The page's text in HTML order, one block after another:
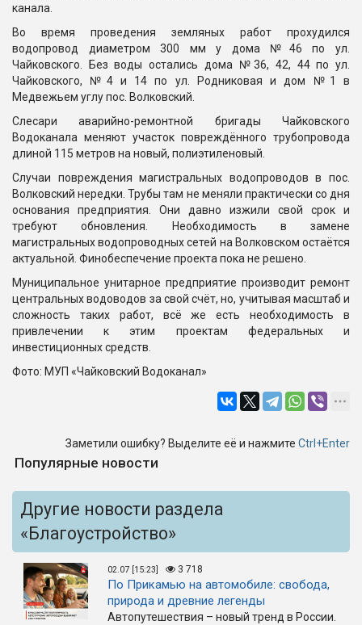
канала.
Во время проведения земляных работ прохудился
водопровод диаметром 300 мм у дома №46 по ул.
Чайковского. Без воды остались дома №36, 42, 44 по ул.
Чайковского, №4 и 14 по ул. Родниковая и дом №1 в
Медвежьем углу пос. Волковский.
Слесари аварийно-ремонтной бригады Чайковского
Водоканала меняют участок повреждённого трубопровода
длиной 115 метров на новый, полиэтиленовый.
Случаи повреждения магистральных водопроводов в пос.
Волковский нередки. Трубы там не меняли практически со дня
основания предприятия. Они давно изжили свой срок и
требуют обновления. Необходимость в замене
магистральных водопроводных сетей на Волковском остаётся
актуальной. Финобеспечение проекта пока не решено.
Муниципальное унитарное предприятие производит ремонт
центральных водоводов за свой счёт, но, учитывая масштаб и
сложность таких работ, всё же есть необходимость в
привлечении к этим проектам федеральных и
инвестиционных средств.
Фото: МУП «Чайковский Водоканал»
Заметили ошибку? Выделите её и нажмите Ctrl+Enter
Популярные новости
Другие новости раздела
«Благоустройство»
02.07 [15:23] 3 718
По Прикамью на автомобиле: свобода,
природа и древние легенды
Автопутешествия – новый тренд в России.